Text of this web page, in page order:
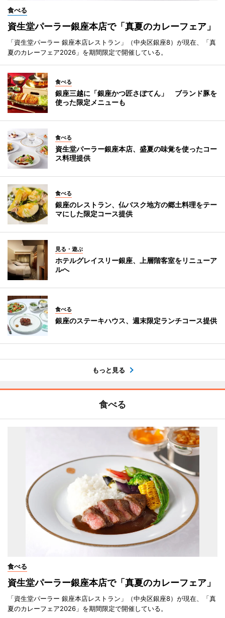
食べる
資生堂パーラー銀座本店で「真夏のカレーフェア」
「資生堂パーラー 銀座本店レストラン」（中央区銀座8）が現在、「真
夏のカレーフェア2026」を期間限定で開催している。
食べる
銀座三越に「銀座かつ匠さぼてん」 ブランド豚を
使った限定メニューも
食べる
資生堂パーラー銀座本店、盛夏の味覚を使ったコー
ス料理提供
食べる
銀座のレストラン、仏バスク地方の郷土料理をテー
マにした限定コース提供
見る・遊ぶ
ホテルグレイスリー銀座、上層階客室をリニューア
ルへ
食べる
銀座のステーキハウス、週末限定ランチコース提供
もっと見る
食べる
食べる
資生堂パーラー銀座本店で「真夏のカレーフェア」
「資生堂パーラー 銀座本店レストラン」（中央区銀座8）が現在、「真
夏のカレーフェア2026」を期間限定で開催している。